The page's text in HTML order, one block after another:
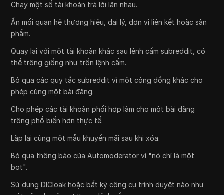
Chạy một số tài khoản trả lời lẫn nhau.
Ẩn mối quan hệ thương hiệu, đại lý, đơn vị liên kết hoặc sản
phẩm.
Quay lại với một tài khoản khác sau lệnh cấm subreddit, có
thể trông giống như trốn lệnh cấm.
Bỏ qua các quy tắc subreddit vì một cộng đồng khác cho
phép cùng một bài đăng.
Cho phép các tài khoản phối hợp làm cho một bài đăng
trông phổ biến hơn thực tế.
Lặp lại cùng một mẫu khuyến mãi sau khi xóa.
Bỏ qua thông báo của Automoderator vì "nó chỉ là một
bot".
Sử dụng DICloak hoặc bất kỳ công cụ trình duyệt nào như